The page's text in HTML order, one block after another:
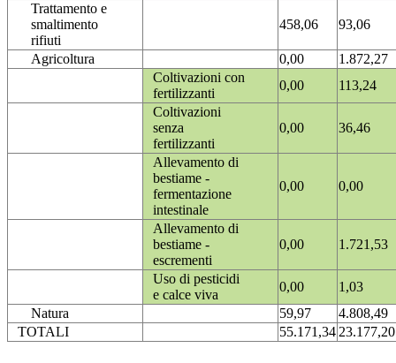
Trattamento e
smaltimento
rifiuti
458,06 93,06
Agricoltura 0,00
1.872,27
Coltivazioni con
fertilizzanti
0,00
113,24
Coltivazioni
senza
fertilizzanti
0,00 36,46
Allevamento di
bestiame -
fermentazione
intestinale
0,00 0,00
Allevamento di
bestiame -
escrementi
0,00 1.721,53
Uso di pesticidi
e calce viva
0,00
1,03
Natura
59,97
4.808,49
TOTALI
55.171,3423.177,20